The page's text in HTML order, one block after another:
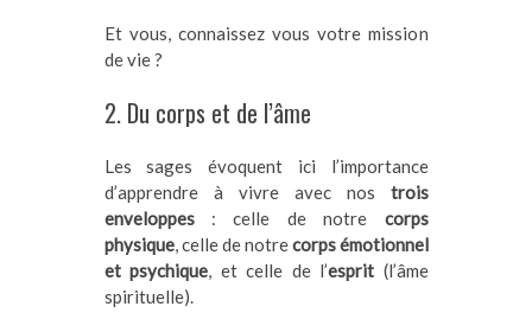
Et vous, connaissez vous votre mission
de vie ?
2. Du corps et de l’âme
Les sages évoquent ici l’importance
d’apprendre à vivre avec nos trois
enveloppes: celle de notre corps
physique, celle de notrecorps émotionnel
et psychique, et celle de l’esprit (l’âme
spirituelle).